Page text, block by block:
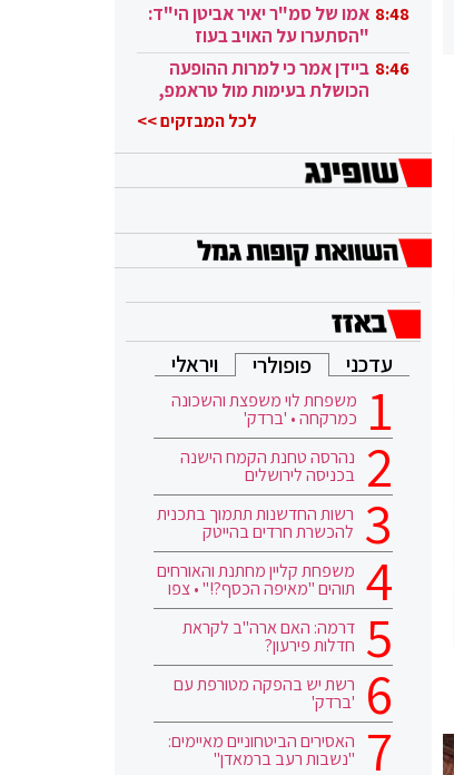
8:48 אמו של סמ"ר יאיר אביטן הי"ד:
"הסתערו על האויב בעוז
ובגבורה" 8:46 ביידן אמר כי למרות ההופעה
הכושלת בעימות מול טראמפ,
לכל המבזקים >>
עדכני פופולרי ויראלי
משפחת לוי משפצת והשכונה
כמרקחה • 'ברדק'
נהרסה טחנת הקמח הישנה
בכניסה לירושלים
רשות החדשנות תתמוך בתכנית
להכשרת חרדים בהייטק
משפחת קליין מחתנת והאורחים
תוהים "מאיפה הכסף?!" • צפו
דרמה: האם ארה"ב לקראת
חדלות פירעון?
רשת יש בהפקה מטורפת עם
'ברדק'
האסירים הביטחוניים מאיימים:
"נשבות רעב ברמאדן"